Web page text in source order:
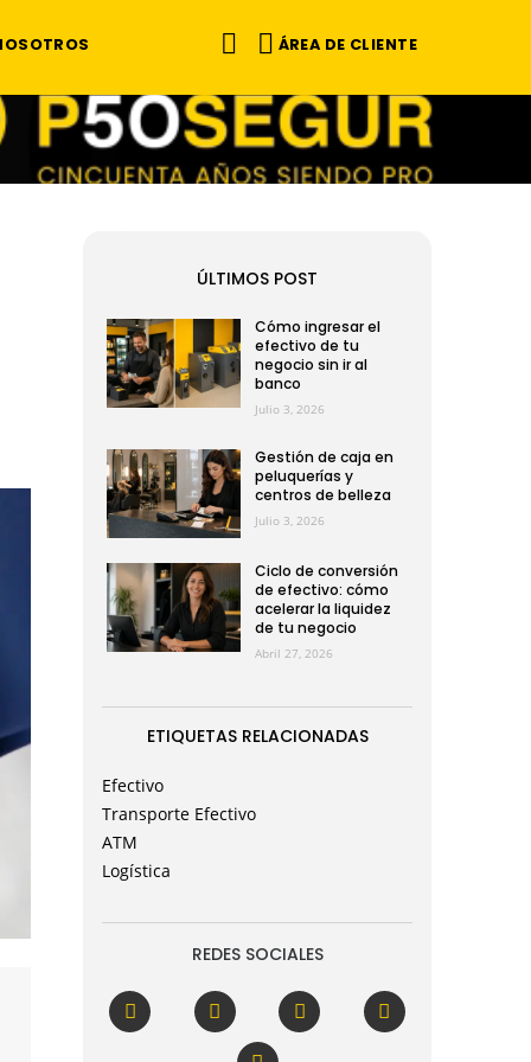
ÁREA DE CLIENTE
ÚLTIMOS POST
Cómo ingresar el
efectivo de tu
negocio sin ir al
banco
Julio 3, 2026
Gestión de caja en
peluquerías y
centros de belleza
Julio 3, 2026
Ciclo de conversión
de efectivo: cómo
acelerar la liquidez
de tu negocio
Abril 27, 2026
ETIQUETAS RELACIONADAS
Efectivo
Transporte Efectivo
ATM
Logística
REDES SOCIALES